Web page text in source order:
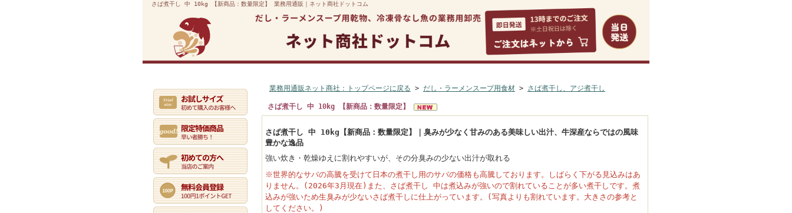
さば煮干し 中 10kg 【新商品：数量限定】 業務用通販｜ネット商社ドットコム
マイページ ご利用案内 よくある質問 カートを見る お問合せ サイトマップ
業務用通販ネット商社：トップページに戻る > だし・ラーメンスープ用食材 > さば煮干し、アジ煮干し
さば煮干し 中 10kg 【新商品：数量限定】
さば煮干し 中 10kg【新商品：数量限定】｜臭みが少なく甘みのある美味しい出汁、牛深産ならではの風味
豊かな逸品
強い炊き・乾燥ゆえに割れやすいが、その分臭みの少ない出汁が取れる
※世界的なサバの高騰を受けて日本の煮干し用のサバの価格も高騰しております。しばらく下がる見込みはあ
りません。(2026年3月現在)また、さば煮干し 中は煮込みが強いので割れていることが多い煮干しです。煮
込みが強いため生臭みが少ないさば煮干しに仕上がっています。(写真よりも割れています。大きさの参考と
してください。)